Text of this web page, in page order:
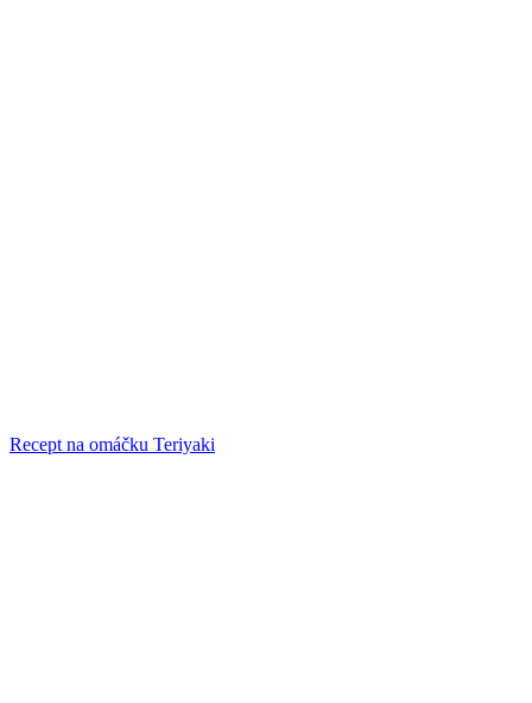
Recept na omáčku Teriyaki